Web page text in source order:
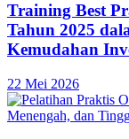
Training Best
Tahun 2025
Kemudahan
22 Mei 2026